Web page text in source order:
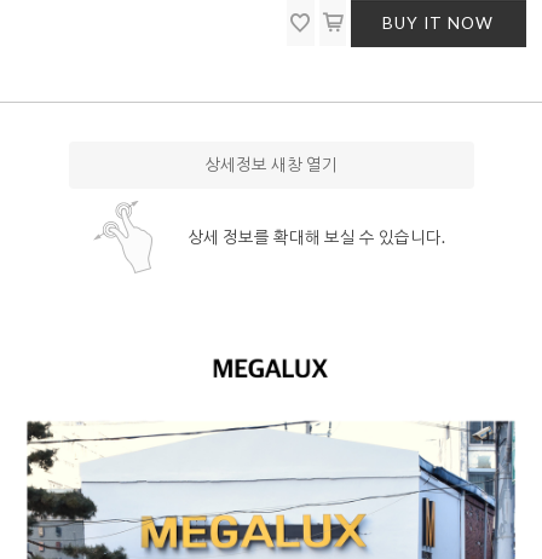
BUY IT NOW
상세정보 새창 열기
상세 정보를 확대해 보실 수 있습니다.